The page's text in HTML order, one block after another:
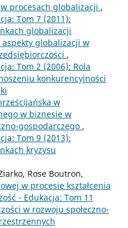
procesach globalizacji ,
Tom 7 (2011):
globalizacji
aspekty globalizacji w
,
Tom 2 (2006): Rola
konkurencyjności
w
w biznesie w
gospodarczego ,
Tom 9 (2013):
kryzysu
Rose Boutron,
w procesie kształcenia
- Edukacja: Tom 11
w rozwoju społeczno-